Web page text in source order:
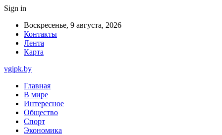
Sign in
Воскресенье, 9 августа, 2026
Контакты
Лента
Карта
vgipk.by
Главная
В мире
Интересное
Общество
Спорт
Экономика